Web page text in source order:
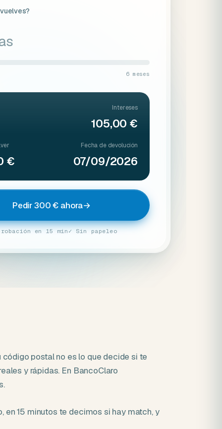
6 meses
Intereses
105,00 €
€
Fecha de devolución
07/09/2026
Pedir 300 € ahora→
en 15 min ✓ Sin papeleo
postal no es lo que decide si te
y rápidas. En BancoClaro
en 15 minutos te decimos si hay match, y